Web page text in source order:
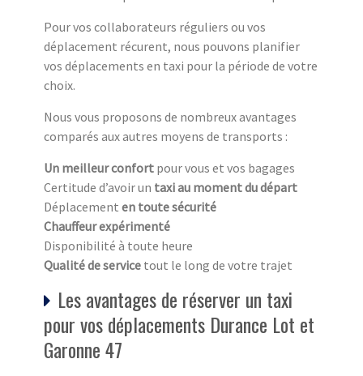
Pour vos collaborateurs réguliers ou vos
déplacement récurent, nous pouvons planifier
vos déplacements en taxi pour la période de votre
choix.
Nous vous proposons de nombreux avantages
comparés aux autres moyens de transports :
Un meilleur confort pour vous et vos bagages
Certitude d’avoir un taxi au moment du départ
Déplacement en toute sécurité
Chauffeur expérimenté
Disponibilité à toute heure
Qualité de service tout le long de votre trajet
Les avantages de réserver un taxi
pour vos déplacements Durance Lot et
Garonne 47